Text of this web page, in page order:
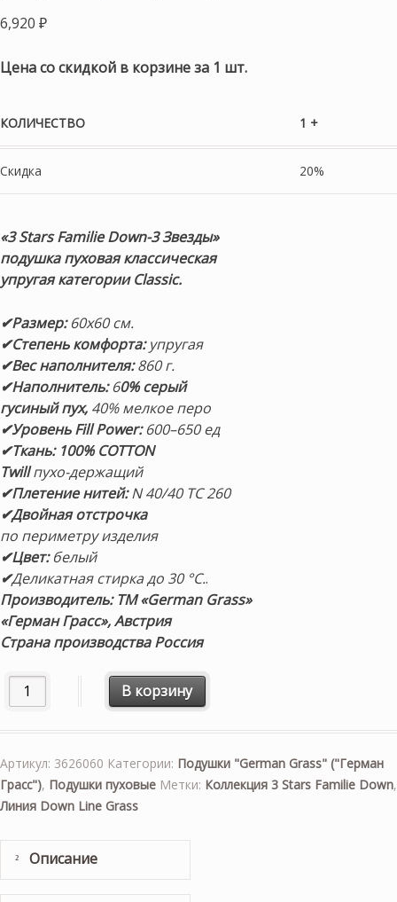
6,920 ₽
Цена со скидкой в корзине за 1 шт.
КОЛИЧЕСТВО 1 +
Скидка 20%
«3 Stars Familie Down-3 Звезды»
подушка пуховая классическая
упругая категории Classic.
✔Размер:60х60 см.
✔Степень комфорта:упругая
✔Вес наполнителя:860 г.
✔Наполнитель:60% серый
гусиный пух, 40% мелкое перо
✔Уровень Fill Power:600–650 ед
✔Ткань: 100% COTTON
Twillпухо-держащий
✔Плетение нитей:N 40/40 TC 260
✔Двойная отстрочка
по периметру изделия
✔Цвет:белый
✔Деликатная стирка до 30 °С..
Производитель: ТМ «German Grass»
«Герман Грасс», Австрия
Страна производства Россия
Количество товара Подушка пуховая «3 Stars Familie
В корзину
Артикул: 3626060 Категории: Подушки "German Grass" ("Герман
Грасс"), Подушки пуховые Метки: Коллекция 3 Stars Familie Down,
Линия Down Line Grass
Описание